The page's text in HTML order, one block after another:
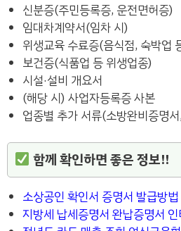
신분증(주민등록증, 운전면허증)
임대차계약서(임차 시)
위생교육 수료증(음식점, 숙박업
보건증(식품업 등 위생업종)
시설·설비 개요서
(해당 시) 사업자등록증 사본
업종별 추가 서류(소방완비증명
함께 확인하면 좋은 정보!!
소상공인 확인서 증명서 발급방
지방세 납세증명서 완납증명서